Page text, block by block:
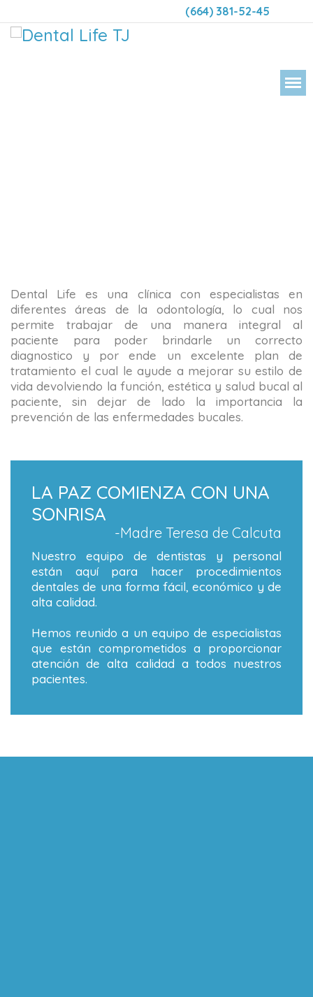
(664) 381-52-45
Dental Life es una clínica con especialistas en
diferentes áreas de la odontología, lo cual nos
permite trabajar de una manera integral al
paciente para poder brindarle un correcto
diagnostico y por ende un excelente plan de
tratamiento el cual le ayude a mejorar su estilo de
vida devolviendo la función, estética y salud bucal al
paciente, sin dejar de lado la importancia la
prevención de las enfermedades bucales.
LA PAZ COMIENZA CON UNA
SONRISA
-Madre Teresa de Calcuta
Nuestro equipo de dentistas y personal
están aquí para hacer procedimientos
dentales de una forma fácil, económico y de
alta calidad.
Hemos reunido a un equipo de especialistas
que están comprometidos a proporcionar
atención de alta calidad a todos nuestros
pacientes.